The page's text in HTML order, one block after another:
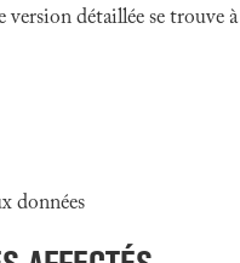
version détaillée se trouve
données